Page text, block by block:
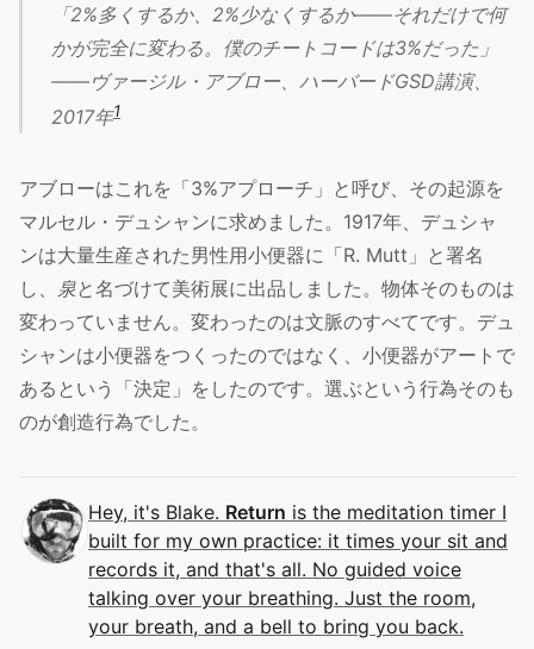
「2%多くするか、2%少なくするか——それだけで何
かが完全に変わる。僕のチートコードは3%だった」
——ヴァージル・アブロー、ハーバードGSD講演、
2017年1
アブローはこれを「3%アプローチ」と呼び、その起源を
マルセル・デュシャンに求めました。1917年、デュシャ
ンは大量生産された男性用小便器に「R. Mutt」と署名
し、 泉と名づけて美術展に出品しました。物体そのものは
変わっていません。変わったのは文脈のすべてです。デュ
シャンは小便器をつくったのではなく、小便器がアートで
あるという「決定」をしたのです。選ぶという行為そのも
のが創造行為でした。
Hey, it's Blake. Return is the meditation timer I
built for my own practice: it times your sit and
records it, and that's all. No guided voice
talking over your breathing. Just the room,
your breath, and a bell to bring you back.